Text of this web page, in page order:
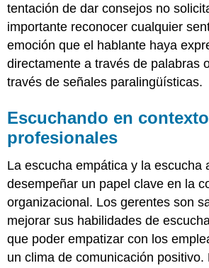
tentación de dar consejos no
importante reconocer cualquier
emoción que el hablante haya
directamente a través de palabras
través de señales paralingüísticas.
Escuchando en
profesionales
La escucha empática y la escucha
desempeñar un papel clave en la
organizacional. Los gerentes son
mejorar sus habilidades de
que poder empatizar con los
un clima de comunicación